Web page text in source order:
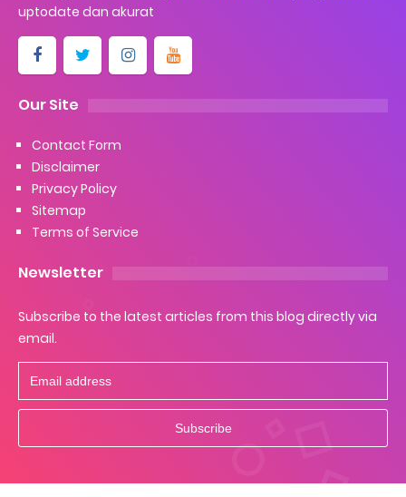
uptodate dan akurat
Our Site
Contact Form
Disclaimer
Privacy Policy
Sitemap
Terms of Service
Newsletter
Subscribe to the latest articles from this blog directly via
email.